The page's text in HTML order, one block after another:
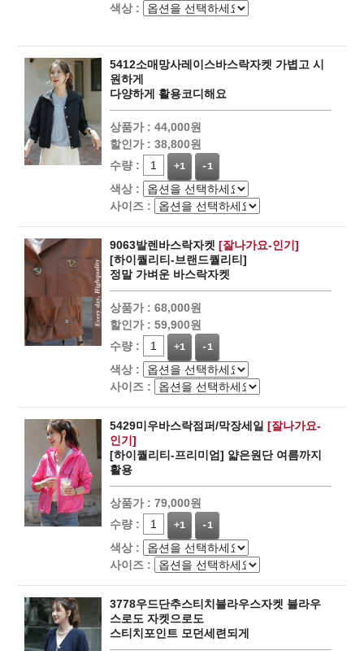
색상 :
5412소매망사레이스바스락자켓 가볍고 시
원하게
다양하게 활용코디해요
상품가 : 44,000원
할인가 : 38,800원
수량 :
+1 -1
색상 :
사이즈 :
9063발렌바스락자켓 [잘나가요-인기]
[하이퀄리티-브랜드퀄리티]
정말 가벼운 바스락자켓
상품가 : 68,000원
할인가 : 59,900원
수량 :
+1 -1
색상 :
사이즈 :
5429미우바스락점퍼/막장세일 [잘나가요-
인기]
[하이퀄리티-프리미엄] 얇은원단 여름까지
활용
상품가 : 79,000원
수량 :
+1 -1
색상 :
사이즈 :
3778우드단추스티치블라우스자켓 블라우
스로도 자켓으로도
스티치포인트 모던세련되게